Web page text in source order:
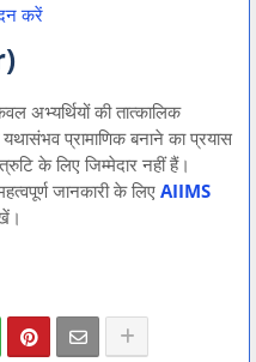
करें
अभ्यर्थियों की तात्कालिक
प्रामाणिक बनाने का प्रयास
के लिए जिम्मेदार नहीं हैं।
जानकारी के लिए AIIMS